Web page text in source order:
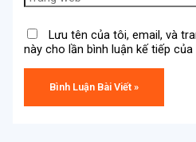
Lưu tên của tôi, email, và
này cho lần bình luận kế tiếp của